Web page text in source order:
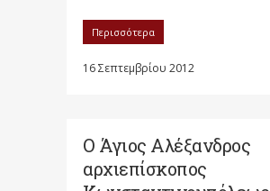
Περισσότερα
16 Σεπτεμβρίου 2012
Ο Άγιος Αλέξανδρος
αρχιεπίσκοπος